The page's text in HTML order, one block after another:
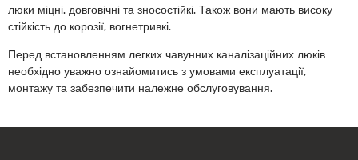
люки міцні, довговічні та зносостійкі. Також вони мають високу
стійкість до корозії, вогнетривкі.
Перед встановленням легких чавунних каналізаційних люків
необхідно уважно ознайомитись з умовами експлуатації,
монтажу та забезпечити належне обслуговування.